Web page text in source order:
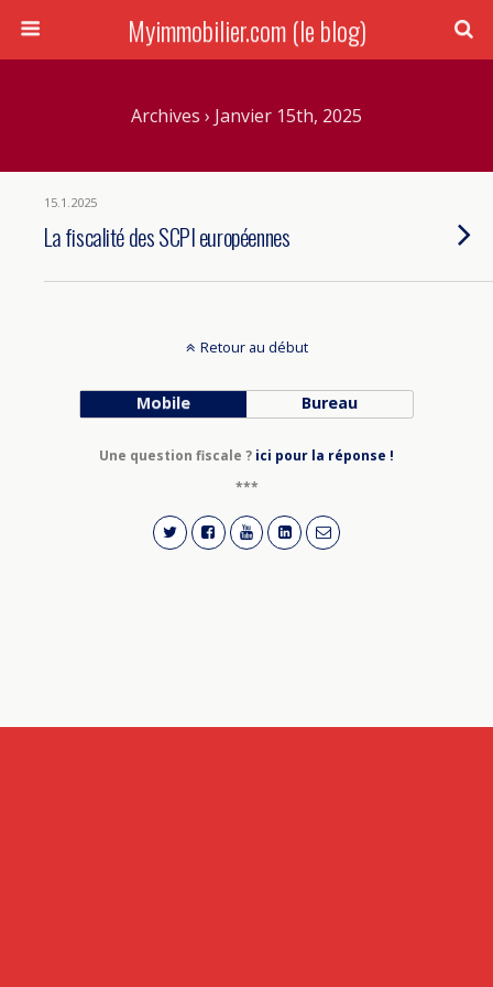
Myimmobilier.com (le blog)
Archives › Janvier 15th, 2025
15.1.2025
La fiscalité des SCPI européennes
Retour au début
Mobile Bureau
Une question fiscale ? ici pour la réponse !
***